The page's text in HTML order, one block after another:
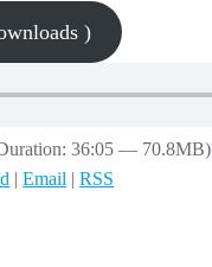
)
36:05 — 70.8MB)
|Email |RSS